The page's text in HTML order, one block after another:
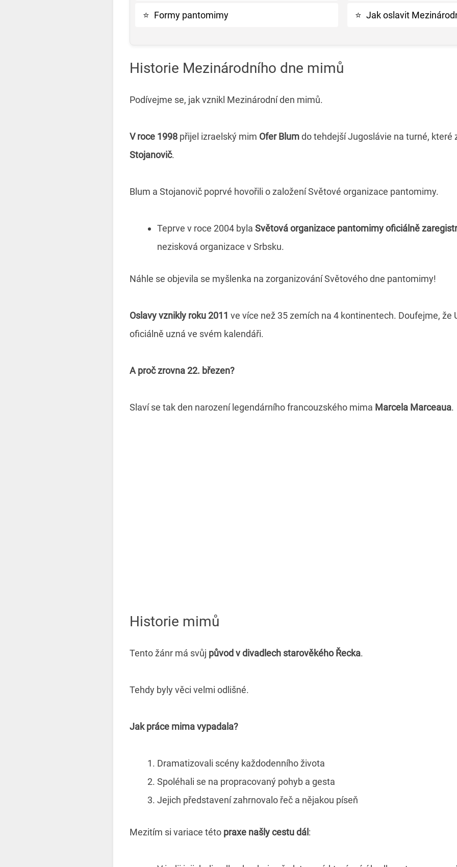
⭐ Formy pantomimy ⭐ Jak oslavit
Historie Mezinárodního dne mimů
Podívejme se, jak vznikl Mezinárodní den mimů.
V roce 1998 přijel izraelský mim Ofer Blumdo tehdejší Jugoslávie na turné, které
Stojanovič.
Blum a Stojanovič poprvé hovořili o založení Světové organizace pantomimy.
Teprve v roce 2004 byla Světová organizace pantomimy oficiálně
nezisková organizace v Srbsku.
Náhle se objevila se myšlenka na zorganizování Světového dne pantomimy!
Oslavy vznikly roku 2011 ve více než 35 zemích na 4 kontinentech. Doufejme, že
oficiálně uzná ve svém kalendáři.
A proč zrovna 22. březen?
Slaví se tak den narození legendárního francouzského mima Marcela Marceaua.
Historie mimů
Tento žánr má svůj původ v divadlech starověkého Řecka.
Tehdy byly věci velmi odlišné.
Jak práce mima vypadala?
Dramatizovali scény každodenního života
Spoléhali se na propracovaný pohyb a gesta
Jejich představení zahrnovalo řeč a nějakou píseň
Mezitím si variace této praxe našly cestu dál :